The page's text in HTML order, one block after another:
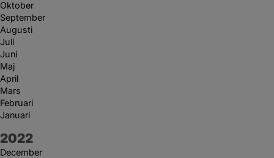
Oktober
September
Augusti
Juli
Juni
Maj
April
Mars
Februari
Januari
År:
2022
December